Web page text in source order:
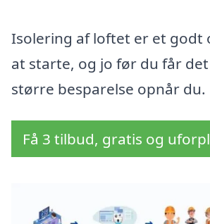
Isolering af loftet er et godt
at starte, og jo før du får
større besparelse opnår du.
Få 3 tilbud, gratis og